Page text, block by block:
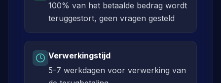
100% van het betaalde bedrag wordt
teruggestort, geen vragen gesteld
Verwerkingstijd
5-7 werkdagen voor verwerking van